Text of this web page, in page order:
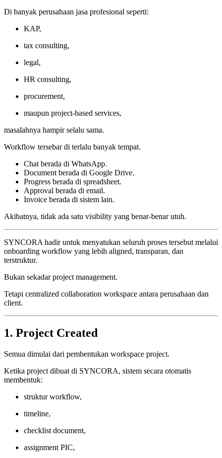
Di banyak perusahaan jasa profesional seperti:
KAP,
tax consulting,
legal,
HR consulting,
procurement,
maupun project-based services,
masalahnya hampir selalu sama.
Workflow tersebar di terlalu banyak tempat.
Chat berada di WhatsApp.
Document berada di Google Drive.
Progress berada di spreadsheet.
Approval berada di email.
Invoice berada di sistem lain.
Akibatnya, tidak ada satu visibility yang benar-benar utuh.
SYNCORA hadir untuk menyatukan seluruh proses tersebut melalui
onboarding workflow yang lebih aligned, transparan, dan
terstruktur.
Bukan sekadar project management.
Tetapi centralized collaboration workspace antara perusahaan dan
client.
1. Project Created
Semua dimulai dari pembentukan workspace project.
Ketika project dibuat di SYNCORA, sistem secara otomatis
membentuk:
struktur workflow,
timeline,
checklist document,
assignment PIC,